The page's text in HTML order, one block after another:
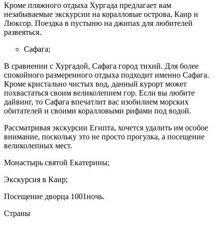
Кроме пляжного отдыха Хургада предлагает вам
незабываемые экскурсии на коралловые острова, Каир и
Люксор. Поездка в пустыню на джипах для любителей
развеяться.
Сафага;
В сравнении с Хургадой, Сафага город тихий. Для более
спокойного размеренного отдыха подходит именно Сафага.
Кроме кристально чистых вод, данный курорт может
похвастаться своим великолепием гор. Если вы любите
дайвинг, то Сафага впечатлит вас изобилием морских
обитателей и своими коралловыми рифами под водой.
Рассматривая экскурсии Египта, хочется удалить им особое
внимание, поскольку это не просто прогулка, а посещение
великолепных мест.
Монастырь святой Екатерины;
Экскурсия в Каир;
Посещение дворца 1001ночь.
Страны